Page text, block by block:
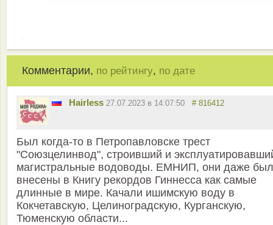
Комментарии, по рейтингу, по дате
Hairless 27.07.2023 в 14:07:50 # 816412
Был когда-то в Петропавловске трест
"Союзцелинвод", строивший и
магистральные водоводы. ЕМНИП, они даже
внесены в Книгу рекордов Гиннесса как самые
длинные в мире. Качали ишимскую воду в
Кокчетавскую, Целиноградскую, Курганскую,
Тюменскую области...